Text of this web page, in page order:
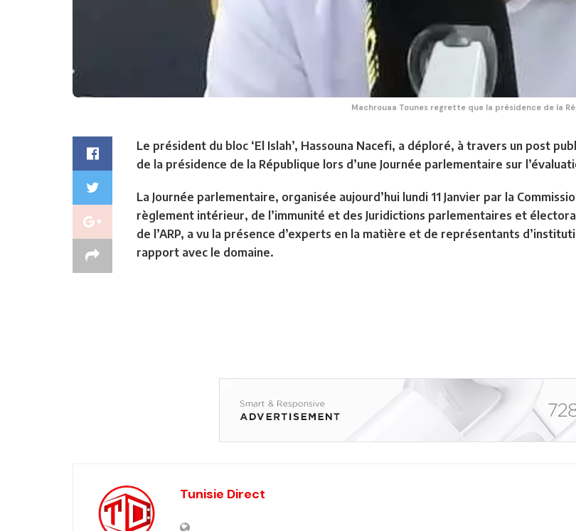
Machrouaa Tounes regrette que la présidence de la
Le président du bloc ‘El Islah’, Hassouna Nacefi, a déploré, à travers un post
de la présidence de la République lors d’une Journée parlementaire sur
La Journée parlementaire, organisée aujourd’hui lundi 11 Janvier par la
règlement intérieur, de l’immunité et des Juridictions parlementaires et
de l’ARP, a vu la présence d’experts en la matière et de représentants
rapport avec le domaine.
Tunisie Direct